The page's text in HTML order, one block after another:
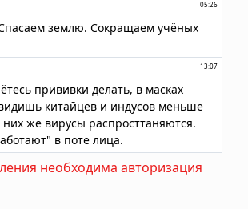
необходима авторизация